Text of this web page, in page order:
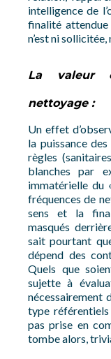
intelligence de
finalité
n’est ni
La valeur
nettoyage :
Un effet
la puissance des
règles
blanches par
immatérielle du
fréquences de
sens et la
masqués
sait pourtant
dépend des
Quels que
sujette à
nécessairement
type référentiels
pas prise en
tombe alors,